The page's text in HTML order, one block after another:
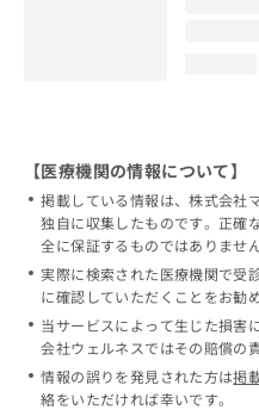
【医療機関の情報について】
掲載している情報は、株式会社
独自に収集したものです。正確
全に保証するものではありません
実際に検索された医療機関で受
に確認していただくことをお勧
当サービスによって生じた損害
会社ウェルネスではその賠償の
情報の誤りを発見された方は掲
絡をいただければ幸いです。